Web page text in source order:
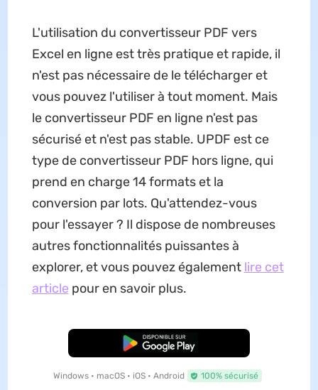
L'utilisation du convertisseur PDF vers
Excel en ligne est très pratique et rapide, il
n'est pas nécessaire de le télécharger et
vous pouvez l'utiliser à tout moment. Mais
le convertisseur PDF en ligne n'est pas
sécurisé et n'est pas stable. UPDF est ce
type de convertisseur PDF hors ligne, qui
prend en charge 14 formats et la
conversion par lots. Qu'attendez-vous
pour l'essayer ? Il dispose de nombreuses
autres fonctionnalités puissantes à
explorer, et vous pouvez également lire cet
article pour en savoir plus.
TÉLÉCHARGER
Windows • macOS • iOS • Android 100% sécurisé